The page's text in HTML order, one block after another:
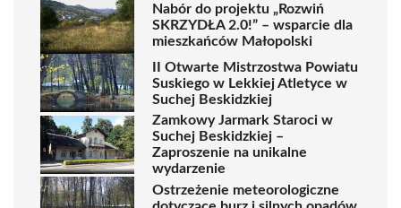
Nabór do projektu „Rozwiń
SKRZYDŁA 2.0!” – wsparcie dla
mieszkańców Małopolski
II Otwarte Mistrzostwa Powiatu
Suskiego w Lekkiej Atletyce w
Suchej Beskidzkiej
Zamkowy Jarmark Staroci w
Suchej Beskidzkiej –
Zaproszenie na unikalne
wydarzenie
Ostrzeżenie meteorologiczne